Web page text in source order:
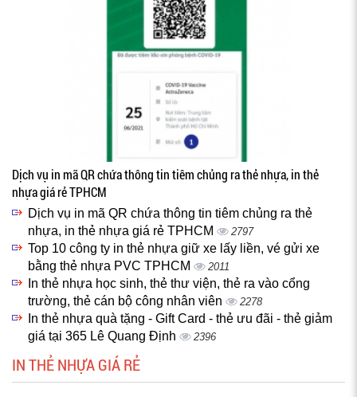
Dịch vụ in mã QR chứa thông tin tiêm chủng ra thẻ nhựa, in thẻ
nhựa giá rẻ TPHCM
Dịch vụ in mã QR chứa thông tin tiêm chủng ra thẻ
nhựa, in thẻ nhựa giá rẻ TPHCM
2797
Top 10 công ty in thẻ nhựa giữ xe lấy liền, vé gửi xe
bằng thẻ nhựa PVC TPHCM
2011
In thẻ nhựa học sinh, thẻ thư viện, thẻ ra vào cổng
trường, thẻ cán bộ công nhân viên
2278
In thẻ nhựa quà tặng - Gift Card - thẻ ưu đãi - thẻ giảm
giá tại 365 Lê Quang Định
2396
IN THẺ NHỰA GIÁ RẺ